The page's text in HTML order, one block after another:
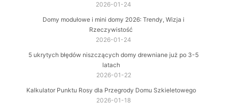
2026-01-24
Domy modułowe i mini domy 2026: Trendy, Wizja i
Rzeczywistość
2026-01-24
5 ukrytych błędów niszczących domy drewniane już po 3-5
latach
2026-01-22
Kalkulator Punktu Rosy dla Przegrody Domu Szkieletowego
2026-01-18